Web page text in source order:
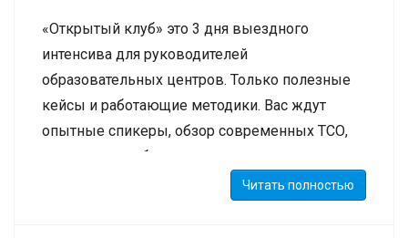
часам, а по календарным периодам. Например,
месячные оплаты. Это новый сложный блок,
который появится в системе в июне.
«Открытый клуб» это 3 дня выездного
интенсива для руководителей
образовательных центров. Только полезные
кейсы и работающие методики. Вас ждут
опытные спикеры, обзор современных ТСО,
презентации обучающих программ,
практикумы. Среди спикеров - Дмитрий
Читать полностью